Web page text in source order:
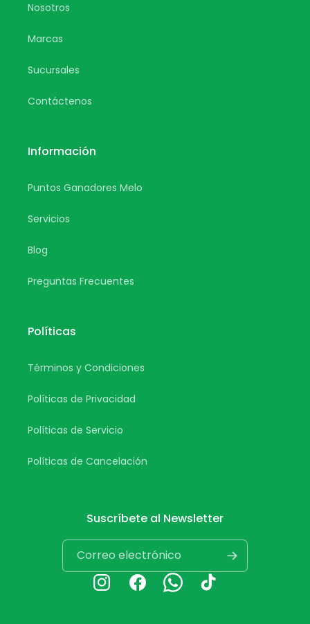
Nosotros
Marcas
Sucursales
Contáctenos
Información
Puntos Ganadores Melo
Servicios
Blog
Preguntas Frecuentes
Políticas
Términos y Condiciones
Políticas de Privacidad
Políticas de Servicio
Políticas de Cancelación
Suscríbete al Newsletter
Correo electrónico
InstagramFacebookWhatsappTikTok